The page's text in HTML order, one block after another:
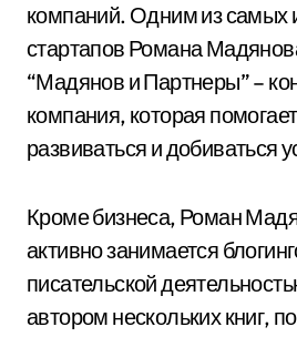
компаний. Одним из самых
стартапов Романа
“Мадянов и Партнеры” –
компания, которая
развиваться и добиваться
Кроме бизнеса, Роман
активно занимается
писательской
автором нескольких книг,